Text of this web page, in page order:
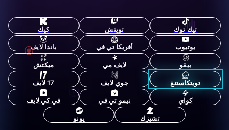
تيك توك تويتش كيك
يوتيوب أفريكا تي في باندا لايف
بيقو لايف مي ميكتش
تويتكاستنغ جوي لايف 17 لايف
كواي نيمو تي في في كي لايف
تشيزك يونو